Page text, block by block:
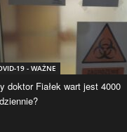
19 - WAŻNE
doktor Fiałek wart jest 4000